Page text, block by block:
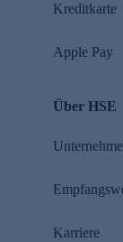
Kreditkarte
Apple Pay
Über HSE
Karriere